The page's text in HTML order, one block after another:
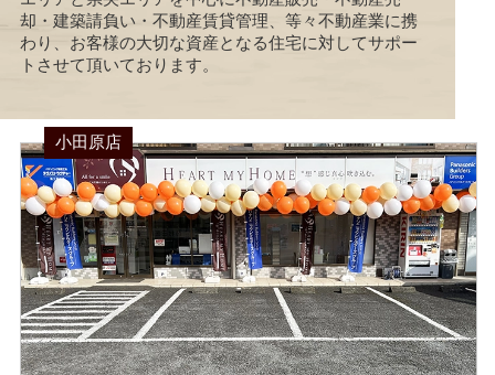
却・建築請負い・不動産賃貸管理、等々不動産業に携
わり、お客様の大切な資産となる住宅に対してサポー
トさせて頂いております。
小田原店